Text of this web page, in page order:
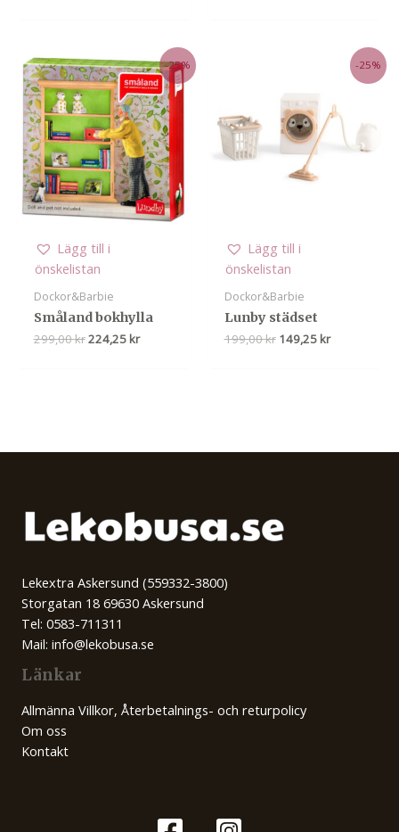
96,75 kr.
-25%
Lägg till i
önskelistan
Dockor&Barbie
Småland bokhylla
299,00krDet
224,25 krDet
-25%
Lägg till i
önskelistan
Dockor&Barbie
Lunby städset
199,00kr Det
149,25 krDet
Lekextra Askersund (559332-3800)
Storgatan 18 69630 Askersund
Tel: 0583-711311
Mail: info@lekobusa.se
Länkar
Allmänna Villkor, Återbetalnings- och returpolicy
Om oss
Kontakt